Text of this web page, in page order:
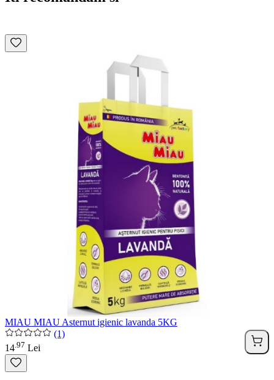
MIAU MIAU Asternut igienic lavanda 5KG
(1)
14 97 Lei